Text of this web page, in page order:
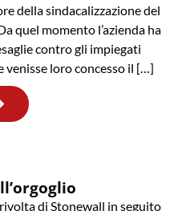
della sindacalizzazione del
quel momento l’azienda ha
contro gli impiegati
venisse loro concesso il […]
di Stonewall in seguito